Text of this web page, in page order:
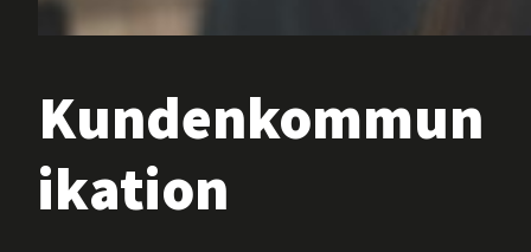
Kundenkommun
ikation